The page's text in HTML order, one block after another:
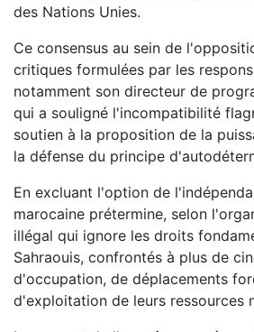
des Nations Unies.
Ce consensus au sein de
critiques formulées par les
notamment son directeur de
qui a souligné l'incompatibilité
soutien à la proposition de la
la défense du principe
En excluant l'option de
marocaine prétermine, selon
illégal qui ignore les droits
Sahraouis, confrontés à plus de
d'occupation, de déplacements
d'exploitation de leurs ressources